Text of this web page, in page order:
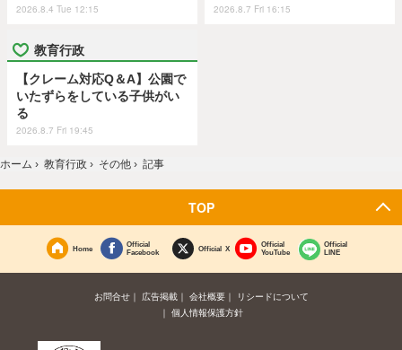
2026.8.4 Tue 12:15 2026.8.7 Fri 16:15
教育行政
【クレーム対応Q＆A】公園で
いたずらをしている子供がい
る
2026.8.7 Fri 19:45
ホーム › 教育行政 › その他 › 記事
TOP
Home
Official
Facebook
Official X
Official
YouTube
Official
LINE
お問合せ 広告掲載 会社概要
リシードについて
個人情報保護方針